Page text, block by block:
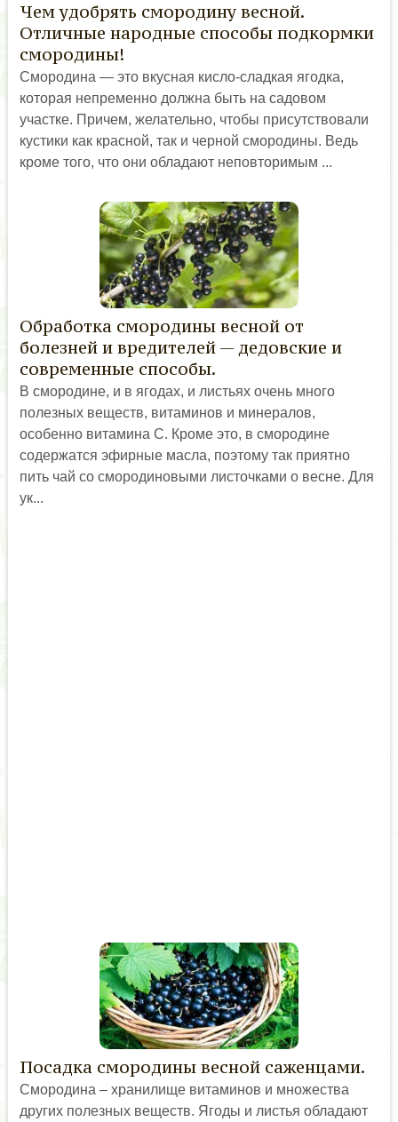
Чем удобрять смородину весной.
Отличные народные способы подкормки
смородины!
Смородина — это вкусная кисло-сладкая ягодка,
которая непременно должна быть на садовом
участке. Причем, желательно, чтобы присутствовали
кустики как красной, так и черной смородины. Ведь
кроме того, что они обладают неповторимым ...
Обработка смородины весной от
болезней и вредителей — дедовские и
современные способы.
В смородине, и в ягодах, и листьях очень много
полезных веществ, витаминов и минералов,
особенно витамина С. Кроме это, в смородине
содержатся эфирные масла, поэтому так приятно
пить чай со смородиновыми листочками о весне. Для
ук...
Посадка смородины весной саженцами.
Смородина – хранилище витаминов и множества
других полезных веществ. Ягоды и листья обладают